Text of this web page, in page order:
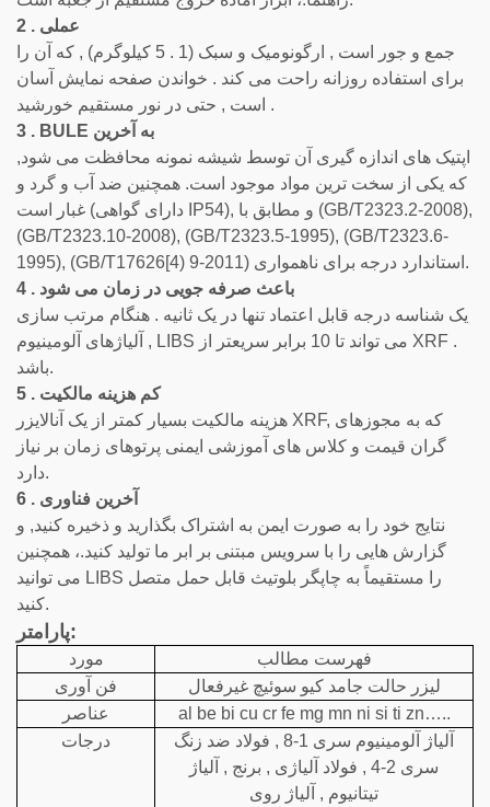
2 . عملی
جمع و جور است , ارگونومیک و سبک (1 . 5 کیلوگرم) , که آن را
برای استفاده روزانه راحت می کند . خواندن صفحه نمایش آسان
است , حتی در نور مستقیم خورشید .
3 . BULE به آخرین
اپتیک های اندازه گیری آن توسط شیشه نمونه محافظت می شود,
که یکی از سخت ترین مواد موجود است. همچنین ضد آب و گرد و
غبار است (دارای گواهی IP54), و مطابق با (GB/T2323.2-2008),
(GB/T2323.10-2008), (GB/T2323.5-1995), (GB/T2323.6-
1995), (GB/T17626[4) 9-2011) استاندارد درجه برای ناهمواری.
4 . باعث صرفه جویی در زمان می شود
یک شناسه درجه قابل اعتماد تنها در یک ثانیه . هنگام مرتب سازی
آلیاژهای آلومینیوم , LIBS می تواند تا 10 برابر سریعتر از XRF .
باشد.
5 . کم هزینه مالکیت
هزینه مالکیت بسیار کمتر از یک آنالایزر XRF, که به مجوزهای
گران قیمت و کلاس های آموزشی ایمنی پرتوهای زمان بر نیاز
دارد.
6 . آخرین فناوری
نتایج خود را به صورت ایمن به اشتراک بگذارید و ذخیره کنید, و
گزارش هایی را با سرویس مبتنی بر ابر ما تولید کنید.، همچنین
می توانید LIBS را مستقیماً به چاپگر بلوتیث قابل حمل متصل
کنید.
پارامتر:
مورد
فهرست مطالب
فن آوری
لیزر حالت جامد کیو سوئیچ غیرفعال
عناصر
al be bi cu cr fe mg mn ni si ti zn…..
درجات
آلیاژ آلومینیوم سری 1-8 , فولاد ضد زنگ
سری 2-4 , فولاد آلیاژی , برنج , آلیاژ
تیتانیوم , آلیاژ روی